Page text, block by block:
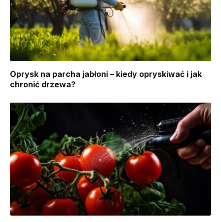
Oprysk na parcha jabłoni – kiedy opryskiwać i jak
chronić drzewa?